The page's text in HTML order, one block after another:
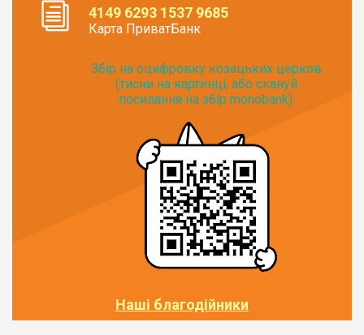
4149 6293 1537 9685
Карта ПриватБанк
Збір на оцифровку козацьких церков
(тисни на картинці, або скануй
посилання на збір monobank):
Наші благодійники